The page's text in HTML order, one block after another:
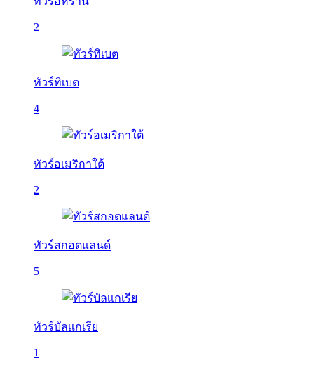
2
ทัวร์ทิเบต
4
ทัวร์อเมริกาใต้
2
ทัวร์สกอตแลนด์
5
ทัวร์บัลเเกเรีย
1